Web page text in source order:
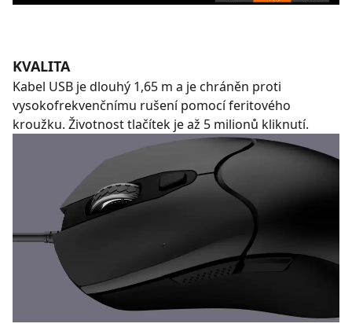
KVALITA
Kabel USB je dlouhý 1,65 m a je chráněn proti
vysokofrekvenčnímu rušení pomocí feritového
kroužku. Životnost tlačítek je až 5 milionů kliknutí.